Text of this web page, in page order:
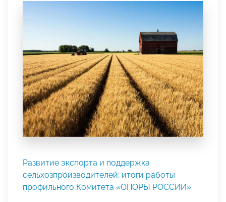
Развитие экспорта и поддержка
сельхозпроизводителей: итоги работы
профильного Комитета «ОПОРЫ РОССИИ»